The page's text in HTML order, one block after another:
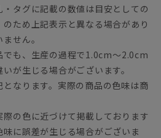
タグに記載の数値は目安としての
ため上記表示と異なる場合があり
せん。
も、生産の過程で1.0cm～2.0cm
が生じる場合がございます。
なります。実際の商品の色味は商
の色に近づけて掲載しております
に誤差が生じる場合がございま